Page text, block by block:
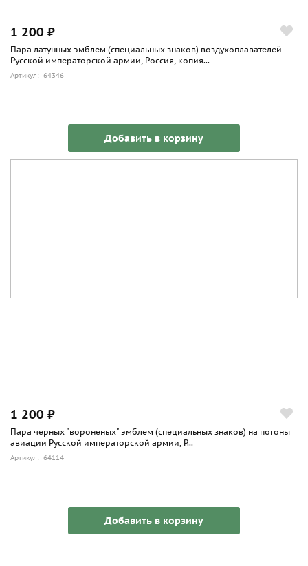
1 200 ₽
Пара латунных эмблем (специальных знаков) воздухоплавателей
Русской императорской армии, Россия, копия...
Артикул: 64346
Добавить в корзину
1 200 ₽
Пара черных "вороненых" эмблем (специальных знаков) на погоны
авиации Русской императорской армии, Р...
Артикул: 64114
Добавить в корзину